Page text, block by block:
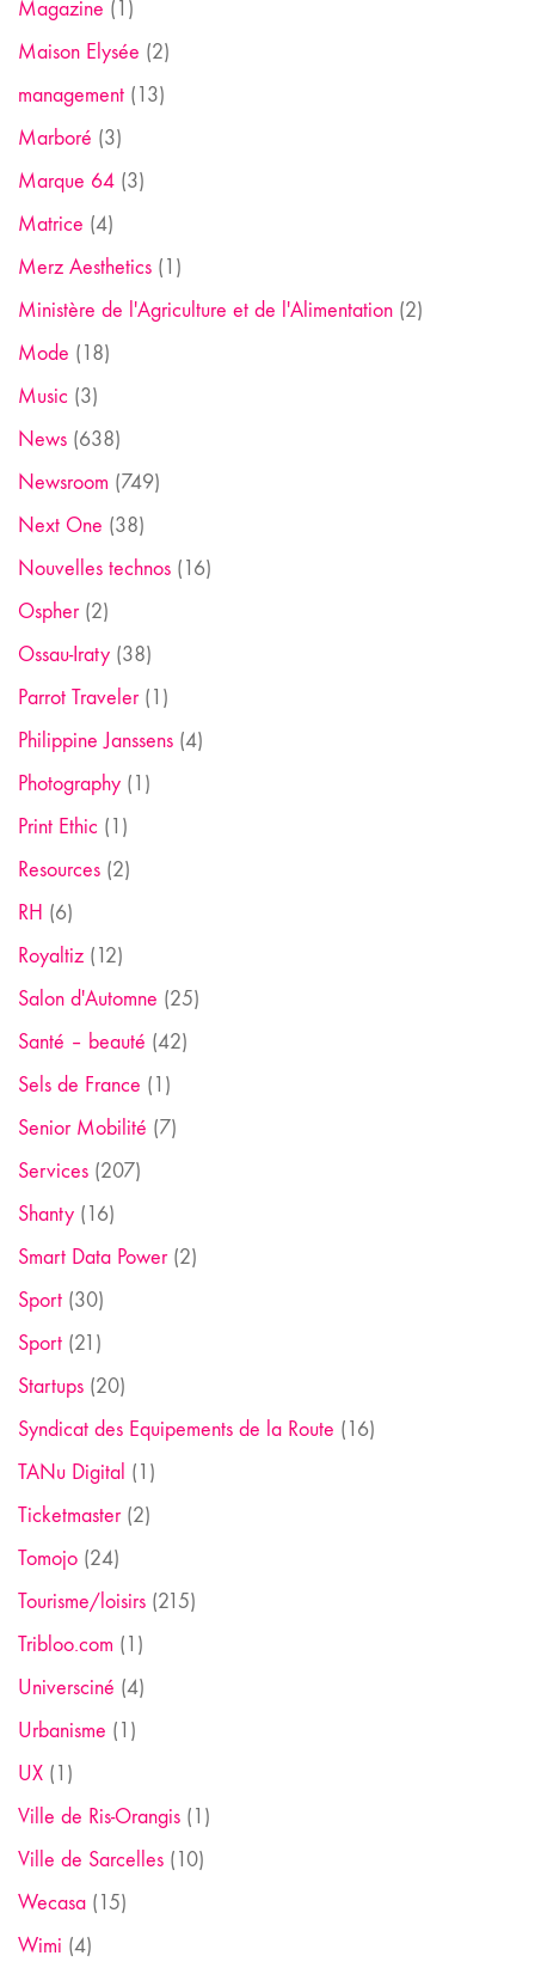
Magazine (1)
Maison Elysée (2)
management (13)
Marboré (3)
Marque 64 (3)
Matrice (4)
Merz Aesthetics (1)
Ministère de l'Agriculture et de l'Alimentation (2)
Mode (18)
Music (3)
News (638)
Newsroom (749)
Next One (38)
Nouvelles technos (16)
Ospher(2)
Ossau-Iraty (38)
Parrot Traveler(1)
Philippine Janssens (4)
Photography (1)
Print Ethic (1)
Resources (2)
RH (6)
Royaltiz (12)
Salon d'Automne (25)
Santé – beauté (42)
Sels de France (1)
Senior Mobilité (7)
Services (207)
Shanty (16)
Smart Data Power(2)
Sport (30)
Sport (21)
Startups (20)
Syndicat des Equipements de la Route (16)
TANu Digital (1)
Ticketmaster(2)
Tomojo (24)
Tourisme/loisirs (215)
Tribloo.com (1)
Universciné (4)
Urbanisme (1)
UX (1)
Ville de Ris-Orangis (1)
Ville de Sarcelles (10)
Wecasa (15)
Wimi (4)